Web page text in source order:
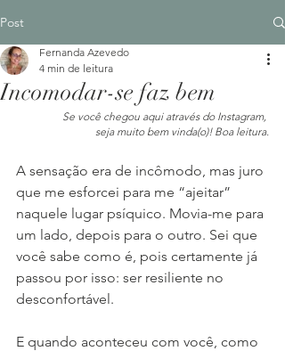
Post
Incomodar-se faz bem
Fernanda Azevedo
4 min de leitura
Se você chegou aqui através do Instagram,
seja muito bem vinda(o)! Boa leitura.
A sensação era de incômodo, mas juro
que me esforcei para me “ajeitar”
naquele lugar psíquico. Movia-me para
um lado, depois para o outro. Sei que
você sabe como é, pois certamente já
passou por isso: ser resiliente no
desconfortável.
E quando aconteceu com você, como